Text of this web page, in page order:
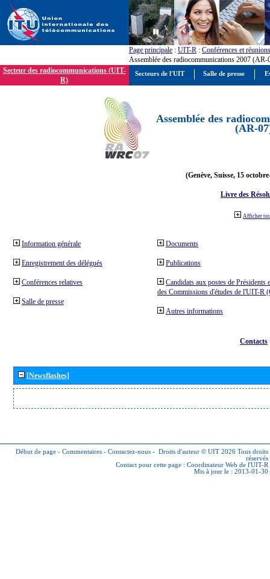
Page principale : UIT-R : Conférences et réunions
Assemblée des radiocommunications 2007 (AR-
Secteur des radiocommunications (UIT-
R)
Assemblée des
(AR-
(Genève, Suisse, 15
Livre des
Afficher
Information générale
Enregistrement des délégués
Conférences relatives
Salle de presse
Documents
Publications
Candidats aux postes de Présidents
des Commissions d'études de l'UIT-R
Autres informations
Contacts
[Newsflashes]
Début de page - Commentaires - Contactez-nous - Droits d'auteur © UIT 2026 Tous droits
réservés
Contact pour cette page : Coordinateur Web de l'UIT-R
Mis à jour le : 2013-01-30
Secteurs de l'UIT Salle de presse